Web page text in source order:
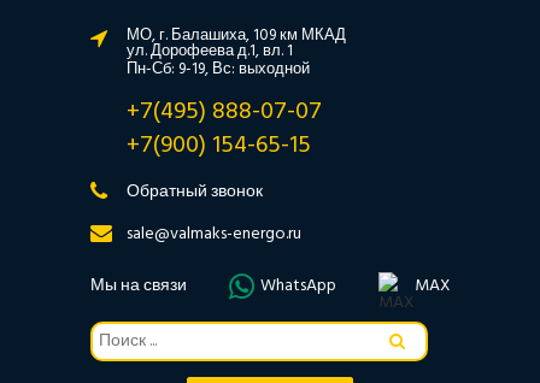
МО, г. Балашиха, 109 км МКАД
ул. Дорофеева д.1, вл. 1
Пн-Сб: 9-19, Вс: выходной
+7(495) 888-07-07
+7(900) 154-65-15
Обратный звонок
sale@valmaks-energo.ru
Мы на связи
WhatsApp MAX